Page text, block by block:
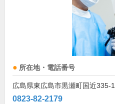
所在地・電話番号
広島県東広島市黒瀬町国近335-1
0823-82-2179